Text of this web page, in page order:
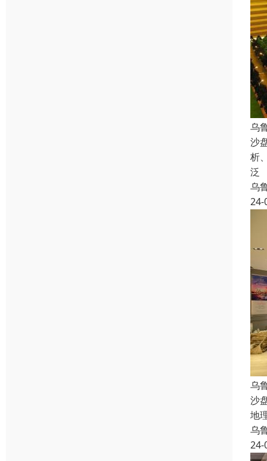
乌
沙
析
泛
乌
24-
乌
沙
地
乌
24-